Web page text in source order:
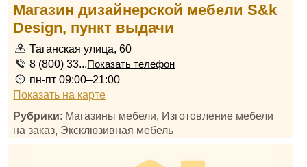
Магазин дизайнерской мебели S&k
Design, пункт выдачи
Таганская улица, 60
8 (800) 33...Показать телефон
пн-пт 09:00–21:00
Показать на карте
Рубрики: Магазины мебели, Изготовление мебели
на заказ, Эксклюзивная мебель